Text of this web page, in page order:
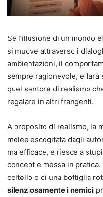
Se l’illusione di un mondo
si muove attraverso i
ambientazioni, il
sempre ragionevole, e farà
quel sentore di realismo
regalare in altri frangenti.
A proposito di realismo, la
melee escogitata dagli
ma efficace, e riesce a
concept e messa in
coltello o di una bottiglia
silenziosamente i nemici